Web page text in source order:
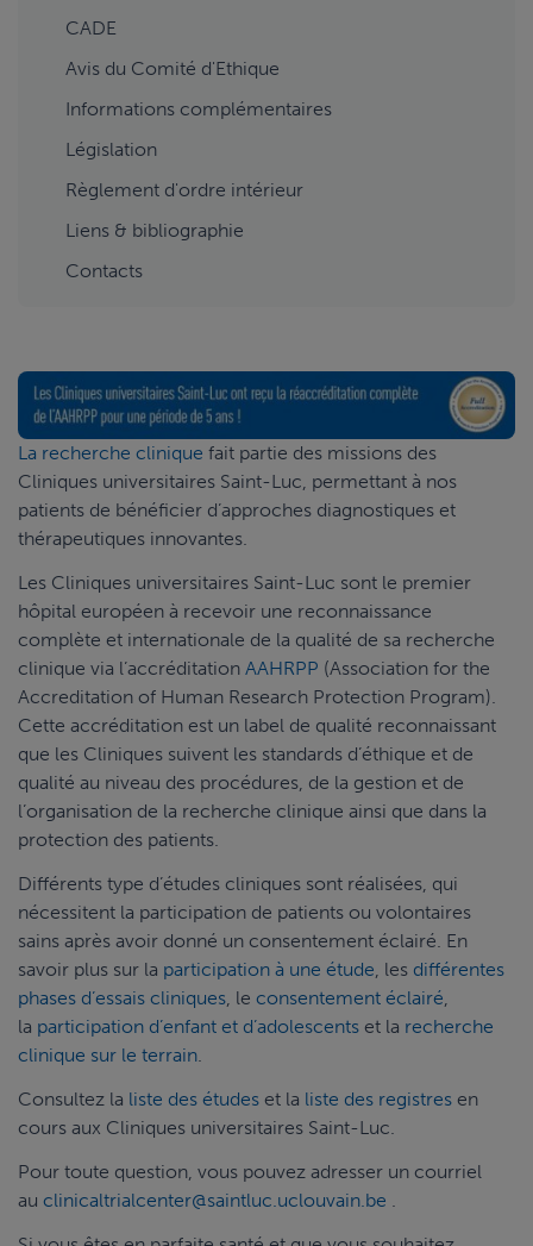
CADE
Avis du Comité d'Ethique
Informations complémentaires
Législation
Règlement d'ordre intérieur
Liens & bibliographie
Contacts
La recherche clinique fait partie des missions des
Cliniques universitaires Saint-Luc, permettant à nos
patients de bénéficier d’approches diagnostiques et
thérapeutiques innovantes.
Les Cliniques universitaires Saint-Luc sont le premier
hôpital européen à recevoir une reconnaissance
complète et internationale de la qualité de sa recherche
clinique via l’accréditation AAHRPP (Association for the
Accreditation of Human Research Protection Program).
Cette accréditation est un label de qualité reconnaissant
que les Cliniques suivent les standards d’éthique et de
qualité au niveau des procédures, de la gestion et de
l’organisation de la recherche clinique ainsi que dans la
protection des patients.
Différents type d’études cliniques sont réalisées, qui
nécessitent la participation de patients ou volontaires
sains après avoir donné un consentement éclairé. En
savoir plus sur la participation à une étude, les différentes
phases d’essais cliniques, le consentement éclairé,
la participation d’enfant et d’adolescents et la recherche
clinique sur le terrain.
Consultez la liste des études et la liste des registres en
cours aux Cliniques universitaires Saint-Luc.
Pour toute question, vous pouvez adresser un courriel
au clinicaltrialcenter@saintluc.uclouvain.be .